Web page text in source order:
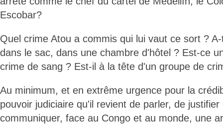
Escobar?
Quel crime Atou a commis qui lui vaut ce sort ?
dans le sac, dans une chambre d'hôtel ? Est-ce
crime de sang ? Est-il à la tête d'un groupe de
Au minimum, et en extrême urgence pour la
pouvoir judiciaire qu'il revient de parler, de
communiquer, face au Congo et au monde, une